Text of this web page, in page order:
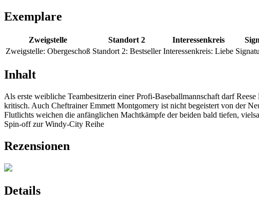
Exemplare
Zweigstelle Standort 2 Interessenkreis
Zweigstelle: Obergeschoß Standort 2: Bestseller Interessenkreis: Liebe
Inhalt
Als erste weibliche Teambesitzerin einer Profi-Baseballmannschaft darf
kritisch. Auch Cheftrainer Emmett Montgomery ist nicht begeistert von der
Flutlichts weichen die anfänglichen Machtkämpfe der beiden bald tiefen,
Spin-off zur Windy-City Reihe
Rezensionen
Details